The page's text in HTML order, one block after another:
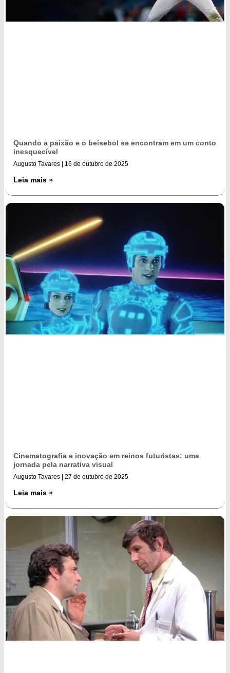
Quando a paixão e o beisebol se encontram em um conto
inesquecível
Augusto Tavares 16 de outubro de 2025
Leia mais »
Cinematografia e inovação em reinos futuristas: uma
jornada pela narrativa visual
Augusto Tavares 27 de outubro de 2025
Leia mais »